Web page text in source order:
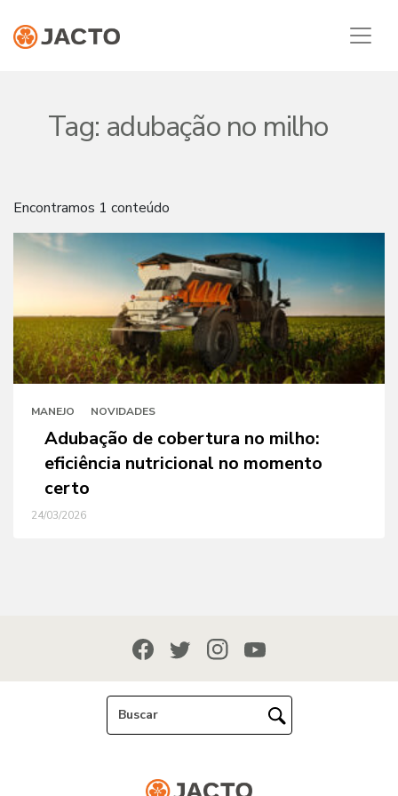
Tag: adubação no milho
Encontramos 1 conteúdo
MANEJO NOVIDADES
Adubação de cobertura no milho:
eficiência nutricional no momento
certo
24/03/2026